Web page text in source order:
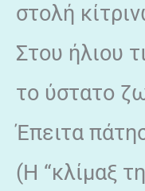
στολή
Στου ήλιου
το ύστατο
Έπειτα
(Η “κλίμαξ